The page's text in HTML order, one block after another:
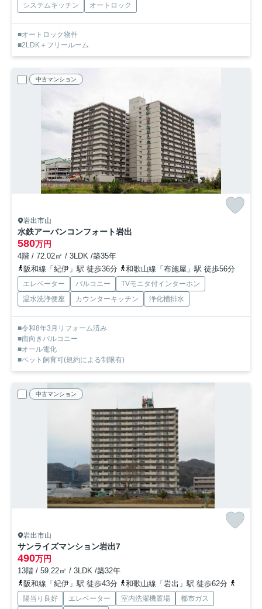
システムキッチン
オートロック
■オートロック物件
■2LDK＋フリールーム
中古マンション
岩出市山
水鉄アーバンコンフォート岩出
580万円
4階 / 72.02㎡ / 3LDK /築35年
阪和線「紀伊」駅 徒歩36分
和歌山線「布施屋」駅 徒歩56分
エレベーター バルコニー
TVモニタ付インターホン
温水洗浄便座
カウンターキッチン 浄化槽排水
■令和8年3月リフォーム済み
■南向きバルコニー
■オール電化
■ペット飼育可(規約による制限有)
中古マンション
岩出市山
サンライズマンション岩出7
490万円
13階 / 59.22㎡ / 3LDK /築32年
阪和線「紀伊」駅 徒歩43分
和歌山線「岩出」駅 徒歩62分
陽当り良好 エレベーター 室内洗濯機置場
都市ガス